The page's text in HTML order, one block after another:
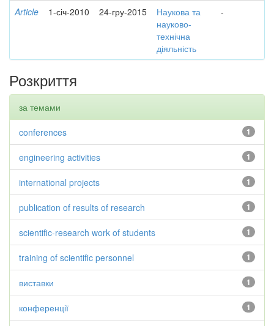
Article 1-січ-2010 24-гру-2015
Наукова та
науково-
технічна
діяльність
-
Розкриття
за темами
1
conferences
1
engineering activities
1
international projects
1
publication of results of research
1
scientific-research work of students
1
training of scientific personnel
1
виставки
1
конференції